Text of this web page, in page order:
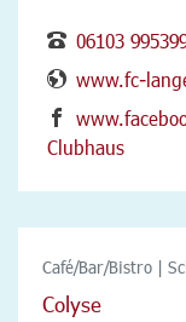
06103
www.fc-
Clubhaus
Café/Bar/Bistro |
Colyse